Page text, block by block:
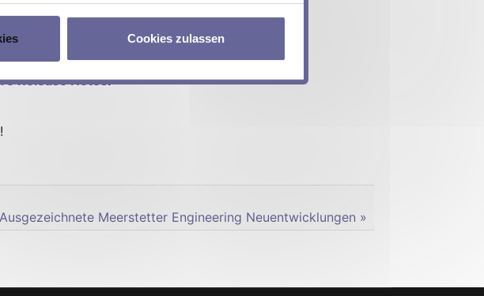
Cookies zulassen
Release Notes.
Ausgezeichnete Meerstetter Engineering Neuentwicklungen »